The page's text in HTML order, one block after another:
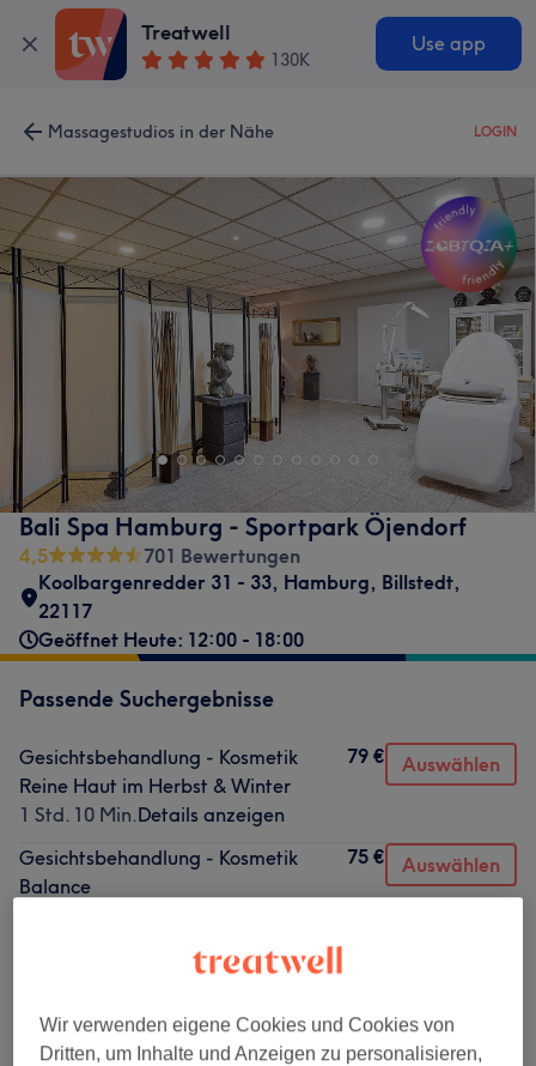
Treatwell
130K
Use app
Massagestudios in der Nähe LOGIN
Bali Spa Hamburg - Sportpark Öjendorf
4,5
701 Bewertungen
Koolbargenredder 31 - 33, Hamburg, Billstedt,
22117
Geöffnet Heute: 12:00 - 18:00
Passende Suchergebnisse
Gesichtsbehandlung - Kosmetik
Reine Haut im Herbst & Winter
1 Std. 10 Min.Details anzeigen
79 € Auswählen
Gesichtsbehandlung - Kosmetik
Balance
75 € Auswählen
Gesichtsbehandlung - Kosmetik
1 Std. Details anzeigen
Wir verwenden eigene Cookies und Cookies von
Dritten, um Inhalte und Anzeigen zu personalisieren,